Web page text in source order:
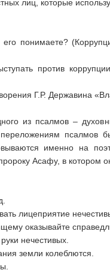
лиц, которые
понимаете?
против
Г.Р. Державина
из псалмов –
псалмов
именно на
Асафу, в котором
лицеприятие
оказывайте
нечестивых.
земли колеблются.